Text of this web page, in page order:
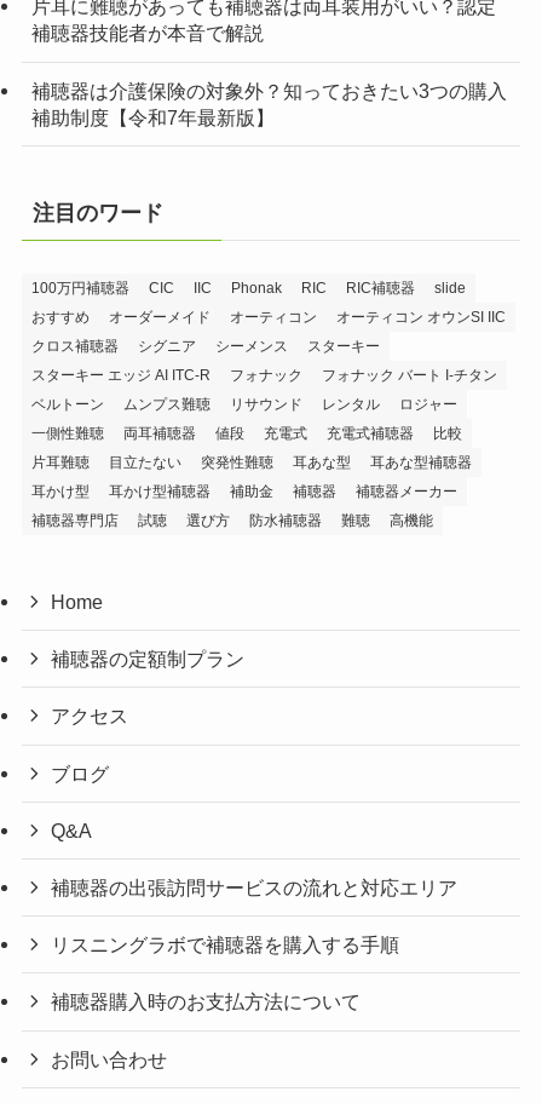
片耳に難聴があっても補聴器は両耳装用がいい？認定
補聴器技能者が本音で解説
補聴器は介護保険の対象外？知っておきたい3つの購入
補助制度【令和7年最新版】
注目のワード
100万円補聴器 CIC IIC Phonak RIC RIC補聴器
slide
おすすめ
オーダーメイド オーティコン
オーティコン オウンSI IIC
クロス補聴器
シグニア シーメンス
スターキー
スターキー エッジ AI ITC-R
フォナック
フォナック バート I-チタン
ベルトーン
ムンプス難聴 リサウンド レンタル
ロジャー
一側性難聴
両耳補聴器 値段 充電式 充電式補聴器
比較
片耳難聴
目立たない 突発性難聴 耳あな型
耳あな型補聴器
耳かけ型
耳かけ型補聴器 補助金 補聴器
補聴器メーカー
補聴器専門店
試聴 選び方 防水補聴器 難聴 高機能
Home
補聴器の定額制プラン
アクセス
ブログ
Q&A
補聴器の出張訪問サービスの流れと対応エリア
リスニングラボで補聴器を購入する手順
補聴器購入時のお支払方法について
お問い合わせ